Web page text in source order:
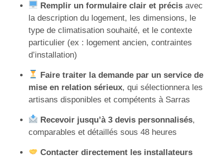
Remplir un formulaire clair et précis avec
la description du logement, les dimensions, le
type de climatisation souhaité, et le contexte
particulier (ex : logement ancien, contraintes
d’installation)
Faire traiter la demande par un service de
mise en relation sérieux, qui sélectionnera les
artisans disponibles et compétents à Sarras
Recevoir jusqu’à 3 devis personnalisés,
comparables et détaillés sous 48 heures
Contacter directement les installateurs